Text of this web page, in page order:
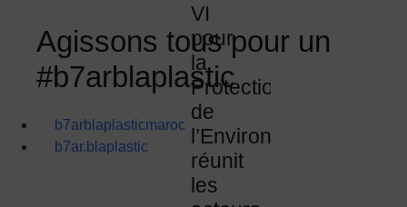
Agissons tous pour un
#b7arblaplastic
b7arblaplasticmaroc
b7ar.blaplastic
VI
pour
la
Protection
de
l’Environnement
réunit
les